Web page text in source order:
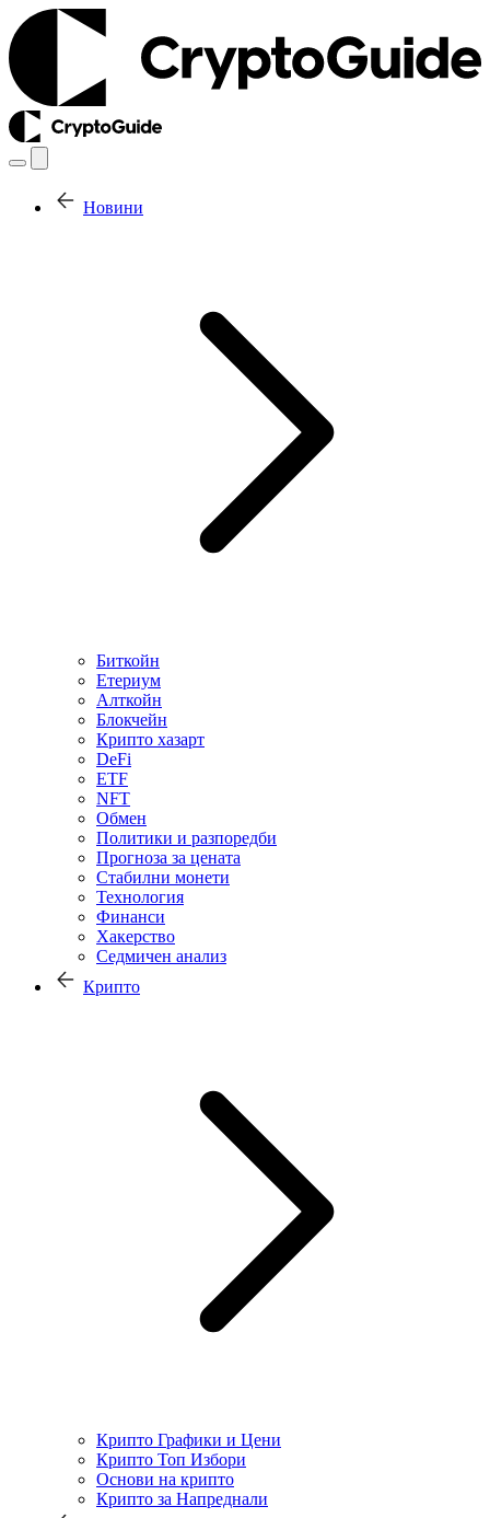
Новини
Биткойн
Етериум
Алткойн
Блокчейн
Крипто хазарт
DeFi
ETF
NFT
Обмен
Политики и разпоредби
Прогноза за цената
Стабилни монети
Технология
Финанси
Хакерство
Седмичен анализ
Крипто
Крипто Графики и Цени
Крипто Топ Избори
Основи на крипто
Крипто за Напреднали